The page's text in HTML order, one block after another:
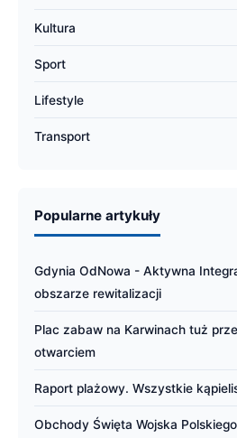
Kultura
Sport
Lifestyle
Transport
Popularne artykuły
Gdynia OdNowa - Aktywna
obszarze rewitalizacji
Plac zabaw na Karwinach tuż
otwarciem
Raport plażowy. Wszystkie
Obchody Święta Wojska